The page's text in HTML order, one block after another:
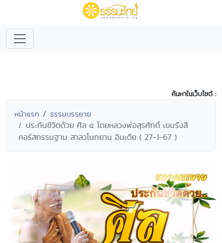
ค้นหาในเว็บไซต์ :
หน้าแรก ธรรมบรรยาย
ประกันชีวิตด้วย ศีล ๕ โดยหลวงพ่อสุรศักดิ์ เขมรังสี
คอร์สกรรมฐาน สาลวโนทยาน อินเดีย ( 27-1-67 )